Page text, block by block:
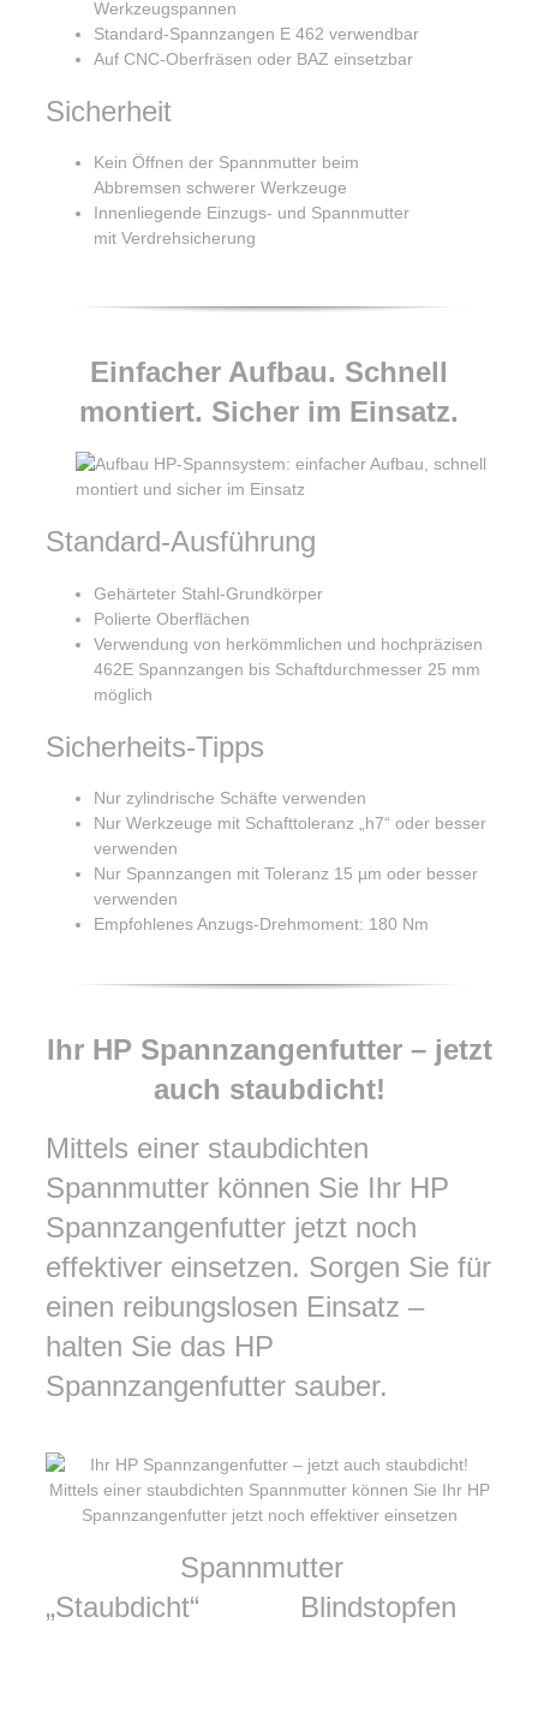
Werkzeugspannen
Standard-Spannzangen E 462 verwendbar
Auf CNC-Oberfräsen oder BAZ einsetzbar
Sicherheit
Kein Öffnen der Spannmutter beim
Abbremsen schwerer Werkzeuge
Innenliegende Einzugs- und Spannmutter
mit Verdrehsicherung
Einfacher Aufbau. Schnell
montiert. Sicher im Einsatz.
Standard-Ausführung
Gehärteter Stahl-Grundkörper
Polierte Oberflächen
Verwendung von herkömmlichen und hochpräzisen
462E Spannzangen bis Schaftdurchmesser 25 mm
möglich
Sicherheits-Tipps
Nur zylindrische Schäfte verwenden
Nur Werkzeuge mit Schafttoleranz „h7“ oder besser
verwenden
Nur Spannzangen mit Toleranz 15 µm oder besser
verwenden
Empfohlenes Anzugs-Drehmoment: 180 Nm
Ihr HP Spannzangenfutter – jetzt
auch staubdicht!
Mittels einer staubdichten
Spannmutter können Sie Ihr HP
Spannzangenfutter jetzt noch
effektiver einsetzen. Sorgen Sie für
einen reibungslosen Einsatz –
halten Sie das HP
Spannzangenfutter sauber.
Spannmutter
„Staubdicht“ Blindstopfen